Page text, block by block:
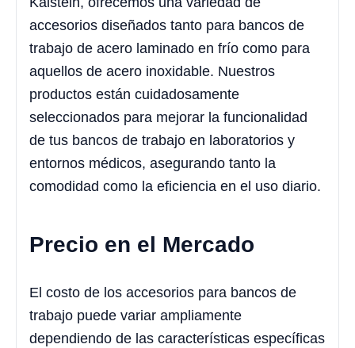
accesorios diseñados tanto para bancos de
trabajo de acero laminado en frío como para
aquellos de acero inoxidable. Nuestros
productos están cuidadosamente
seleccionados para mejorar la funcionalidad
de tus bancos de trabajo en laboratorios y
entornos médicos, asegurando tanto la
comodidad como la eficiencia en el uso diario.
Precio en el Mercado
El costo de los accesorios para bancos de
trabajo puede variar ampliamente
dependiendo de las características específicas